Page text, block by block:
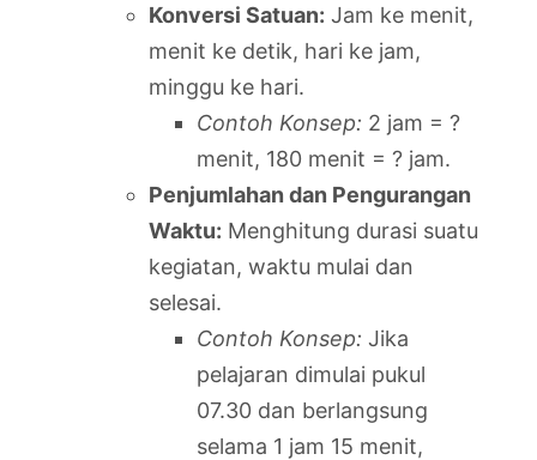
Konversi Satuan: Jam ke menit,
menit ke detik, hari ke jam,
minggu ke hari.
Contoh Konsep: 2 jam = ?
menit, 180 menit = ? jam.
Penjumlahan dan Pengurangan
Waktu: Menghitung durasi suatu
kegiatan, waktu mulai dan
selesai.
Contoh Konsep: Jika
pelajaran dimulai pukul
07.30 dan berlangsung
selama 1 jam 15 menit,